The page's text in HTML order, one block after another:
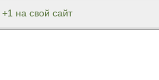
на свой сайт